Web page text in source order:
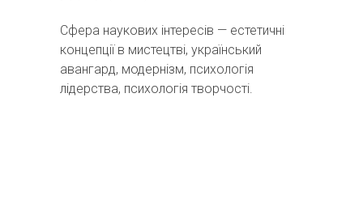
Сфера наукових інтересів — естетичні
концепції в мистецтві, український
авангард, модернізм, психологія
лідерства, психологія творчості.